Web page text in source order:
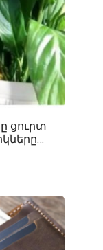
ցուրտ